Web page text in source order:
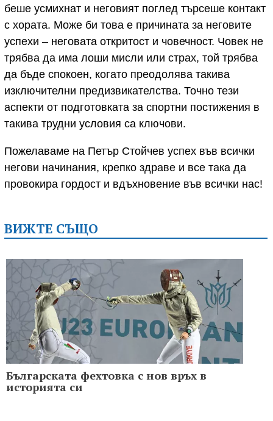
беше усмихнат и неговият поглед търсеше контакт
с хората. Може би това е причината за неговите
успехи – неговата откритост и човечност. Човек не
трябва да има лоши мисли или страх, той трябва
да бъде спокоен, когато преодолява такива
изключителни предизвикателства. Точно тези
аспекти от подготовката за спортни постижения в
такива трудни условия са ключови.
Пожелаваме на Петър Стойчев успех във всички
негови начинания, крепко здраве и все така да
провокира гордост и вдъхновение във всички нас!
ВИЖТЕ СЪЩО
Българската фехтовка с нов връх в
историята си